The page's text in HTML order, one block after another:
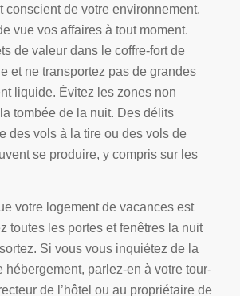
conscient de votre environnement.
vue vos affaires à tout moment.
de valeur dans le coffre-fort de
et ne transportez pas de grandes
liquide. Évitez les zones non
tombée de la nuit. Des délits
des vols à la tire ou des vols de
se produire, y compris sur les
votre logement de vacances est
toutes les portes et fenêtres la nuit
Si vous vous inquiétez de la
hébergement, parlez-en à votre tour-
de l’hôtel ou au propriétaire de